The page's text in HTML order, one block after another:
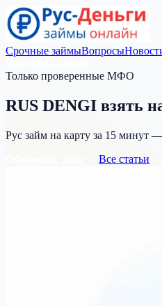
Срочные займыВопросы
Только проверенные МФО
RUS DENGI взять
Рус займ на карту за 15 минут
Все статьи